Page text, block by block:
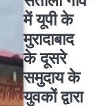
में यूपी के
मुरादाबाद
के दूसरे
समुदाय के
युवकों द्वारा